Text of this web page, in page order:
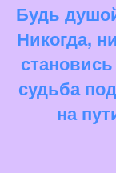
Будь
Никогда,
судьба
на